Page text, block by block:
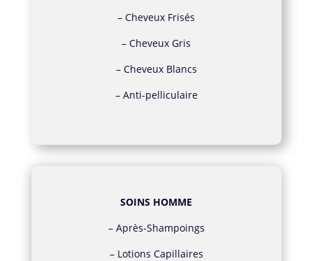
–Cheveux Frisés
–Cheveux Gris
– Cheveux Blancs
– Anti-pelliculaire
SOINS HOMME
– Après-Shampoings
– Lotions Capillaires